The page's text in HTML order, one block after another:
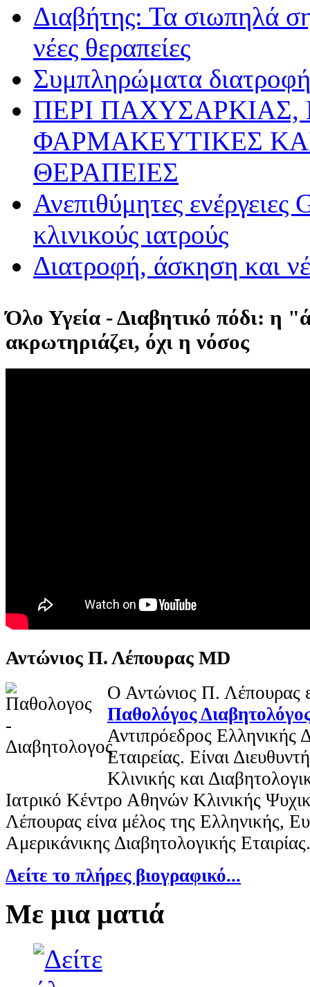
Διαβήτης: Τα σιωπηλά
νέες θεραπείες
Συμπληρώματα
ΠΕΡΙ
ΦΑΡΜΑΚΕΥΤΙΚΕΣ
ΘΕΡΑΠΕΙΕΣ
Ανεπιθύμητες
κλινικούς ιατρούς
Διατροφή, άσκηση και
Όλο Υγεία - Διαβητικό πόδι: η
ακρωτηριάζει, όχι η νόσος
Αντώνιος Π. Λέπουρας MD
Ο Αντώνιος Π. Λέπουρας
Παθολόγος
Αντιπρόεδρος Ελληνικής
Εταιρείας. Είναι
Κλινικής και
Ιατρικό Κέντρο Αθηνών Κλινικής
Λέπουρας είνα μέλος της Ελληνικής,
Αμερικάνικης Διαβητολογικής Εταιρίας.
Δείτε το πλήρες βιογραφικό...
Με μια ματιά